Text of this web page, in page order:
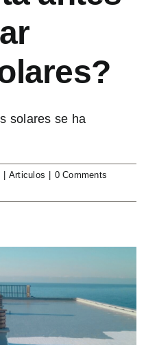
solares se ha
| Articulos | 0 Comments